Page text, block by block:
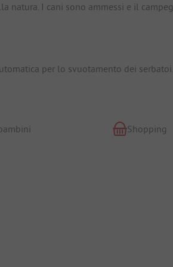
natura. I cani sono ammessi e il
per lo svuotamento dei serbatoi.
Shopping